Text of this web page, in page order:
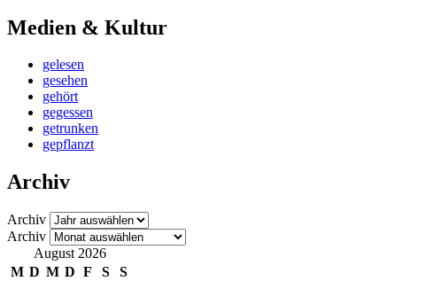
Medien & Kultur
gelesen
gesehen
gehört
gegessen
getrunken
gepflanzt
Archiv
Archiv
Archiv
August 2026
M D M D F S
S